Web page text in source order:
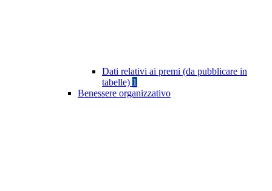
Dati relativi ai premi (da pubblicare in
tabelle) 1
Benessere organizzativo